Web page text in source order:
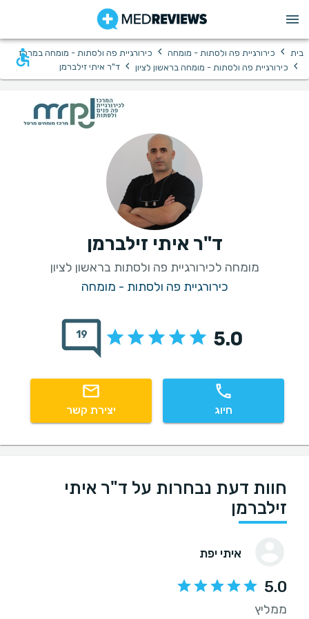
בית › כירורגיית פה ולסתות - מומחה › כירורגיית פה ולסתות - מומחה במרכז
› כירורגיית פה ולסתות - מומחה בראשון לציון › ד"ר איתי זילברמן
ד"ר איתי זילברמן
מומחה לכירורגיית פה ולסתות בראשון לציון
כירורגיית פה ולסתות - מומחה
5.0
19
חיוג יצירת קשר
חוות דעת נבחרות על ד"ר איתי
זילברמן
איתי יפת
5.0
ממליץ